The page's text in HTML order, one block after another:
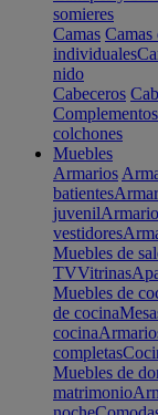
somieres
Camas
individuales
nido
Cabeceros
colchones
Muebles
Armarios
batientes
juvenil
vestidores
Muebles de
TVVitrinas
Muebles de
de cocina
cocina
completas
Muebles de
matrimonio